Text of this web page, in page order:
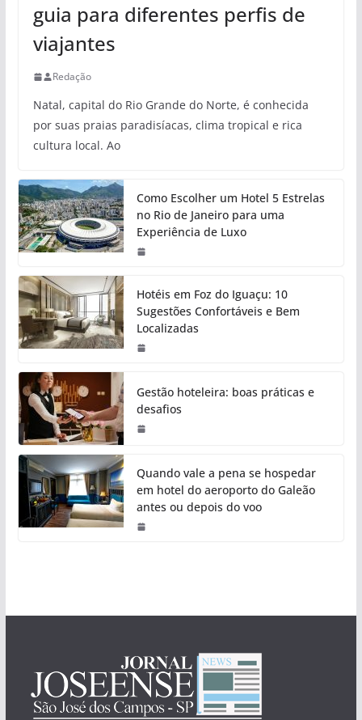
guia para diferentes perfis de
viajantes
Redação
Natal, capital do Rio Grande do Norte, é conhecida
por suas praias paradisíacas, clima tropical e rica
cultura local. Ao
Como Escolher um Hotel 5 Estrelas
no Rio de Janeiro para uma
Experiência de Luxo
Hotéis em Foz do Iguaçu: 10
Sugestões Confortáveis e Bem
Localizadas
Gestão hoteleira: boas práticas e
desafios
Quando vale a pena se hospedar
em hotel do aeroporto do Galeão
antes ou depois do voo